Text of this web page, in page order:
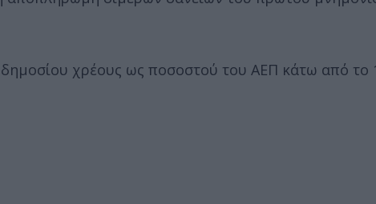
χρέους ως ποσοστού του ΑΕΠ κάτω από το